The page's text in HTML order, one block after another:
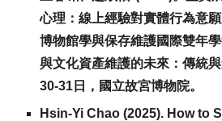
心理：線上經驗對實體行為意
博物館學與保存維護國際雙年
與文化資產維護的未來：傳統
30-31日，國立故宮博物院。
Hsin-Yi Chao (2025). How to